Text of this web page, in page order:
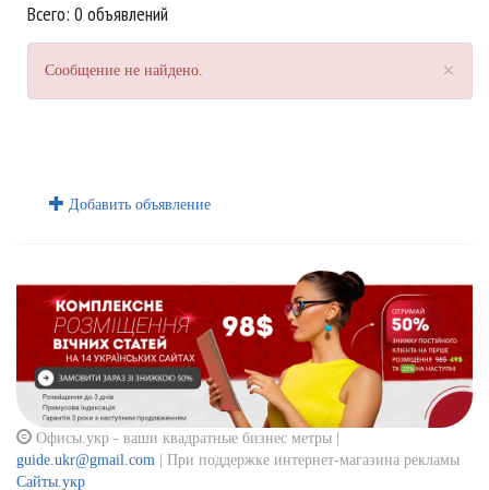
Всего: 0 объявлений
×
Сообщение не найдено.
Добавить объявление
Офисы.укр - ваши квадратные бизнес метры |
guide.ukr@gmail.com | При поддержке интернет-магазина рекламы
Сайты.укр